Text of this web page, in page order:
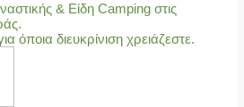
& Είδη Camping στις
όποια διευκρίνιση χρειάζεστε.